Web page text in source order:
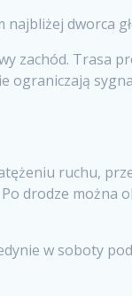
najbliżej dworca
zachód. Trasa
ograniczają
ruchu,
drodze można
w soboty